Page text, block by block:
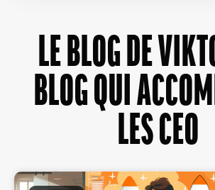
LE BLOG DE
BLOG QUI
LES CEO